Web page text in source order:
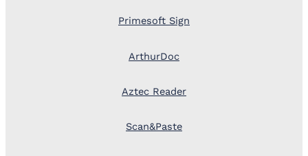
Primesoft Sign
ArthurDoc
Aztec Reader
Scan&Paste